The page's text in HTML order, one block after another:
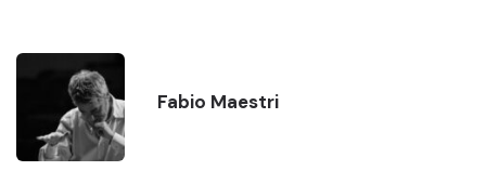
Fabio Maestri